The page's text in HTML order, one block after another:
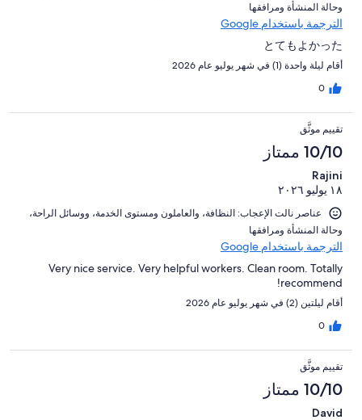
و⁦حالة المنشأة ومرافقها⁩
الترجمة باستخدام Google
とてもよかった
أقام ليلة واحدة (1) في شهر يوليو عام 2026
0
تقييم موثَّق
10/10 ممتاز
Rajini
١٨ يوليو ٢٠٢٦
عناصر نالت الإعجاب: ⁦النظافة⁩، و⁦العاملون ومستوى الخدمة⁩، و⁦وسائل الراحة⁩،
و⁦حالة المنشأة ومرافقها⁩
الترجمة باستخدام Google
Very nice service. Very helpful workers. Clean room. Totally
recommend!
أقام ليلتين (2) في شهر يوليو عام 2026
0
تقييم موثَّق
10/10 ممتاز
David